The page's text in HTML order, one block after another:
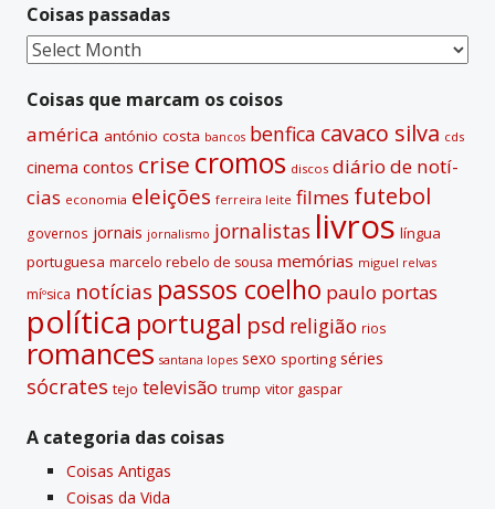
a
t
i
v
Coisas passadas
Coisas
Coisas que marcam os coisos
américa antónio costa bancos benfica cavaco silva cds
cinema contos crise cromos discos diário de notí­
cias economia eleições ferreira leite filmes futebol
governos jornais jornalismo jornalistas livros lí­ngua
portuguesa marcelo rebelo de sousa memórias miguel relvas
míºsica notí­cias passos coelho paulo portas
polí­tica portugal psd religião rios
romances santana lopes sexo sporting séries
sócrates tejo televisão trump vitor gaspar
A categoria das coisas
Coisas Antigas
Coisas da Vida